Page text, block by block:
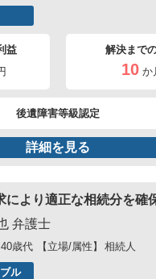
益 解決まで
10か
後遺障害等級認定
詳細を見る
により適正な相続分を確
弁護士
40歳代 【立場/属性】 相続人
ル